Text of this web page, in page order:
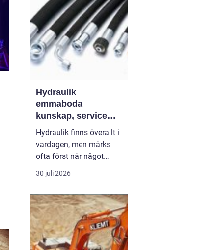
för företag som v...
Hydraulik
emmaboda
kunskap, service
och rätt lösningar
när du behöver dem
Hydraulik finns överallt i
vardagen, men märks
ofta först när något
slutar fungera. En
läckande slang kan
stillastående maskiner
kan bromsa en industri i
timmar och en trasig
cylinder kan stänga ner
30 juli 2026